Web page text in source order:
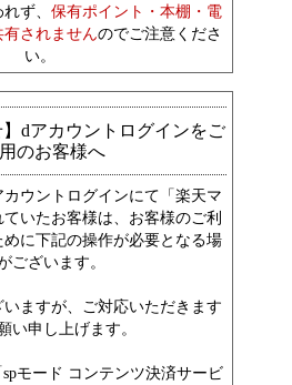
ず、 保有ポイント・本棚・電
されませんのでご注意くださ
い。
】dアカウントログインをご
のお客様へ
カウントログインにて「楽天マ
いたお客様は、お客様のご利
に下記の操作が必要となる場
ございます。
ますが、ご対応いただきます
い申し上げます。
spモード コンテンツ決済サービ